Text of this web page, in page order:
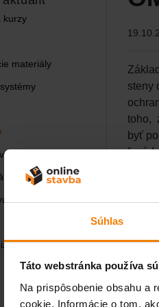
Súhlas
Táto webstránka používa
Na prispôsobenie obsahu a
cookie. Informácie o tom,
kurzy
materiály
sortiment
lazúry
budov
steny
toho,
byť